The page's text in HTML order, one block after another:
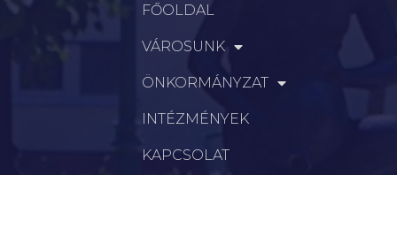
FŐOLDAL
VÁROSUNK
ÖNKORMÁNYZAT
INTÉZMÉNYEK
KAPCSOLAT